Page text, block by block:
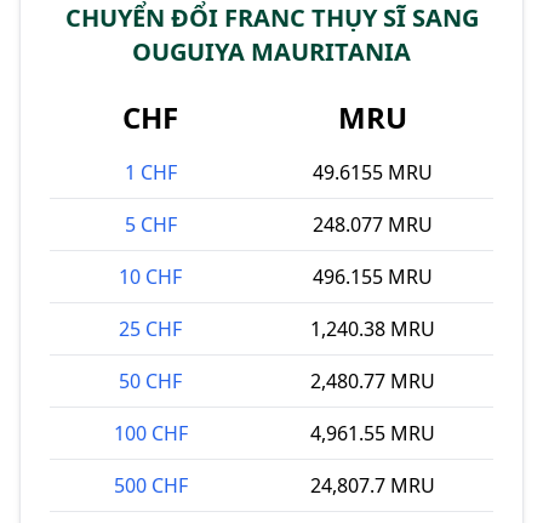
CHUYỂN ĐỔI FRANC THỤY SĨ SANG
OUGUIYA MAURITANIA
CHF MRU
1 CHF
49.6155 MRU
5 CHF
248.077 MRU
10 CHF
496.155 MRU
25 CHF
1,240.38 MRU
50 CHF
2,480.77 MRU
100 CHF
4,961.55 MRU
500 CHF
24,807.7 MRU